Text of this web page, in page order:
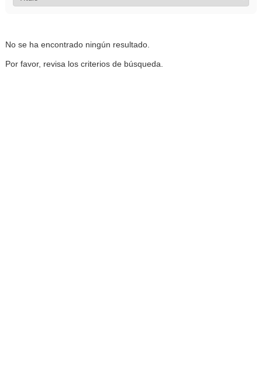
No se ha encontrado ningún resultado.
Por favor, revisa los criterios de búsqueda.